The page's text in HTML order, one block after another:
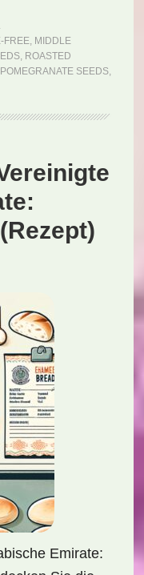
Eggplant
with
Seeds
FREE, MIDDLE
, ROASTED
SEEDS,
Emirate: